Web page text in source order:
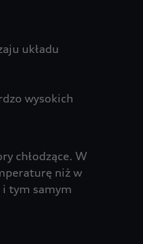
układu
wysokich
chłodzące. W
niż w
i tym samym